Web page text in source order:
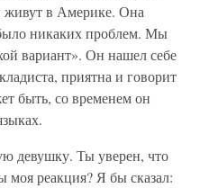
живут в Америке. Она
никаких проблем. Мы
вариант». Он нашел себе
приятна и говорит
быть, со временем он
девушку. Ты уверен, что
моя реакция? Я бы сказал: